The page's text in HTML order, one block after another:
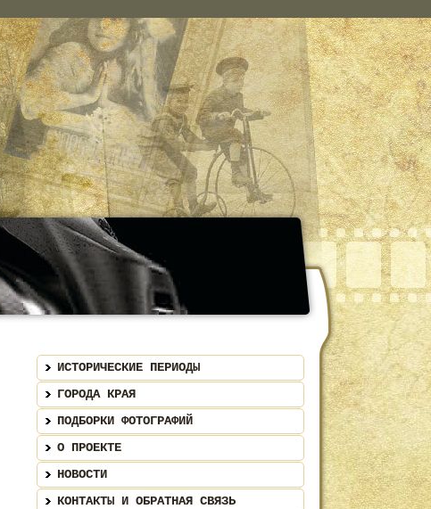
ИСТОРИЧЕСКИЕ ПЕРИОДЫ
ГОРОДА КРАЯ
ПОДБОРКИ ФОТОГРАФИЙ
О ПРОЕКТЕ
НОВОСТИ
КОНТАКТЫ И ОБРАТНАЯ СВЯЗЬ